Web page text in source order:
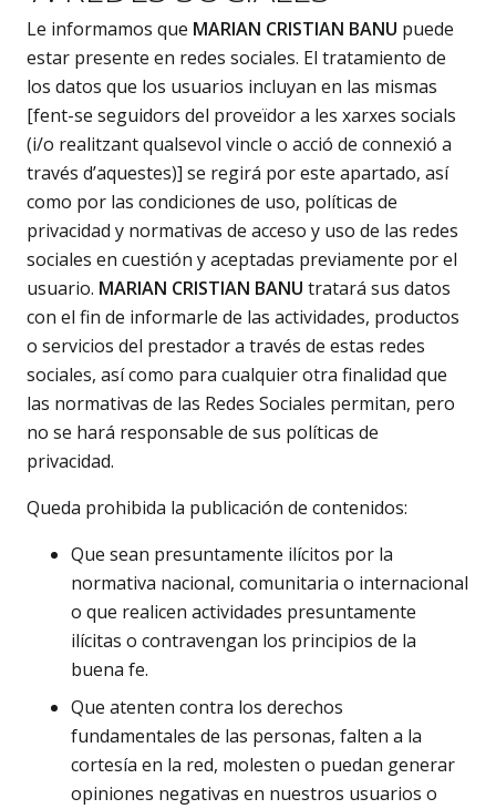
Le informamos que MARIAN CRISTIAN BANU puede
estar presente en redes sociales. El tratamiento de
los datos que los usuarios incluyan en las mismas
[fent-se seguidors del proveïdor a les xarxes socials
(i/o realitzant qualsevol vincle o acció de connexió a
través d’aquestes)] se regirá por este apartado, así
como por las condiciones de uso, políticas de
privacidad y normativas de acceso y uso de las redes
sociales en cuestión y aceptadas previamente por el
usuario. MARIAN CRISTIAN BANU tratará sus datos
con el fin de informarle de las actividades, productos
o servicios del prestador a través de estas redes
sociales, así como para cualquier otra finalidad que
las normativas de las Redes Sociales permitan, pero
no se hará responsable de sus políticas de
privacidad.
Queda prohibida la publicación de contenidos:
Que sean presuntamente ilícitos por la
normativa nacional, comunitaria o internacional
o que realicen actividades presuntamente
ilícitas o contravengan los principios de la
buena fe.
Que atenten contra los derechos
fundamentales de las personas, falten a la
cortesía en la red, molesten o puedan generar
opiniones negativas en nuestros usuarios o